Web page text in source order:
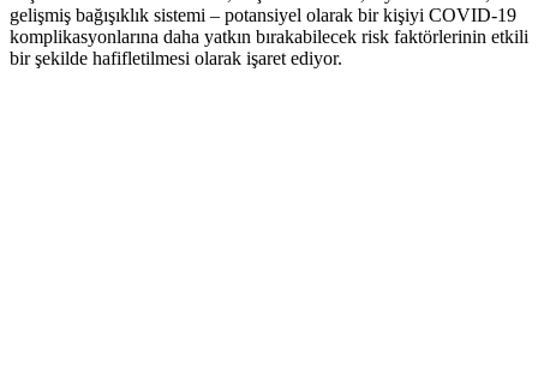
gelişmiş bağışıklık sistemi – potansiyel olarak bir kişiyi COVID-19
komplikasyonlarına daha yatkın bırakabilecek risk faktörlerinin etkili
bir şekilde hafifletilmesi olarak işaret ediyor.